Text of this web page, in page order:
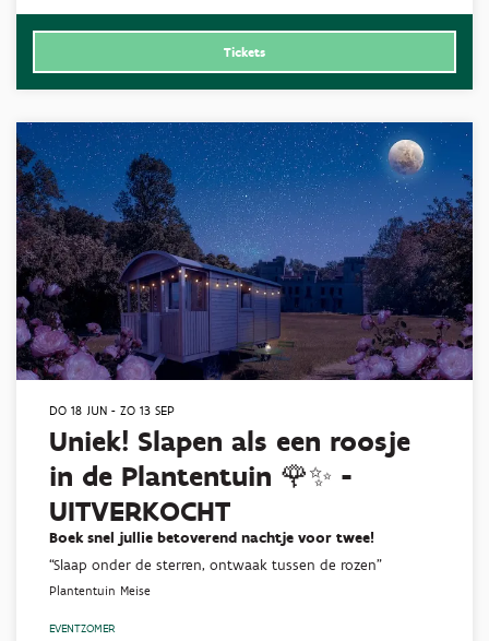
Tickets
Uniek! Slapen als een roosje
in de Plantentuin 🌹✨ -
UITVERKOCHT
Boek snel jullie betoverend nachtje voor twee!
DO 18 JUN - ZO 13 SEP
“Slaap onder de sterren, ontwaak tussen de rozen”
Plantentuin Meise
EVENTZOMER